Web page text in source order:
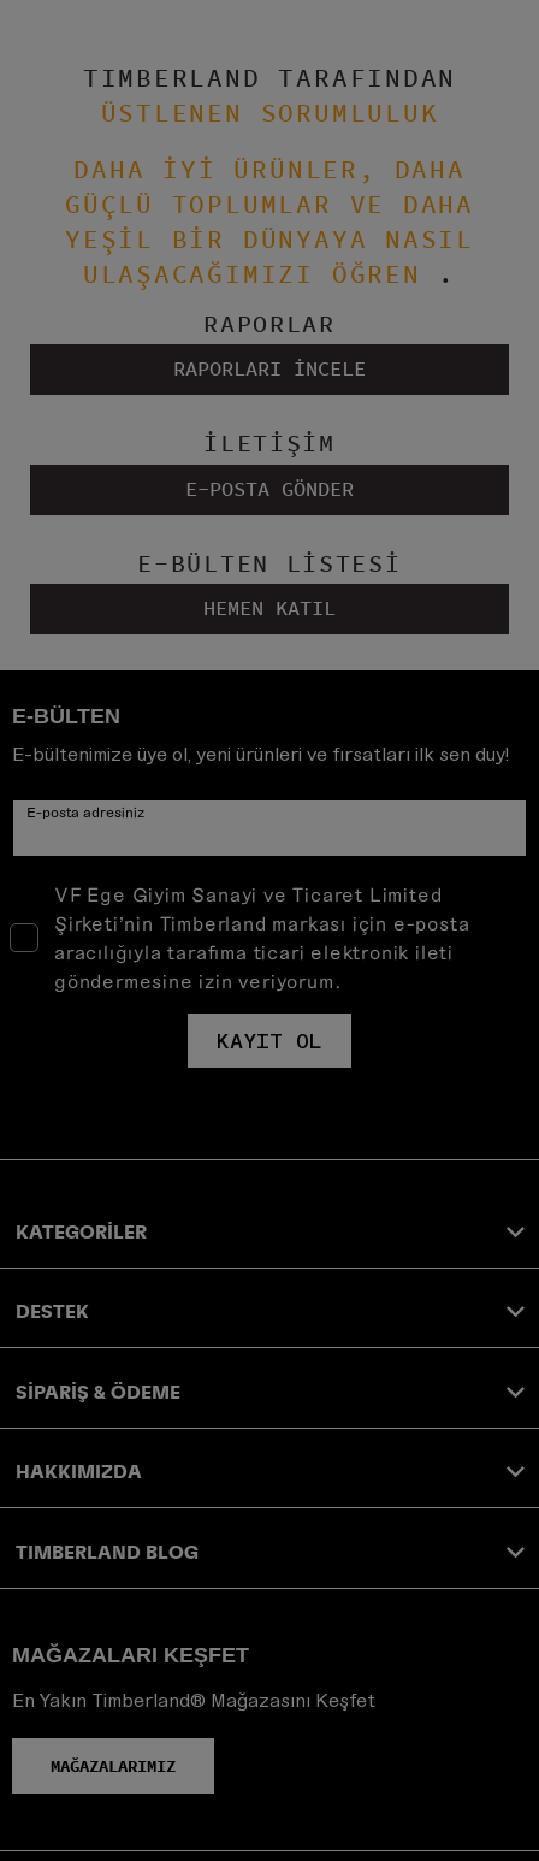
TIMBERLAND TARAFINDAN
ÜSTLENEN SORUMLULUK
DAHA İYİ ÜRÜNLER, DAHA
GÜÇLÜ TOPLUMLAR VE DAHA
YEŞİL BİR DÜNYAYA NASIL
ULAŞACAĞIMIZI ÖĞREN
.
RAPORLAR
RAPORLARI İNCELE
İLETİŞİM
E-POSTA GÖNDER
E-BÜLTEN LİSTESİ
HEMEN KATIL
E-BÜLTEN
E-bültenimize üye ol, yeni ürünleri ve fırsatları ilk sen duy!
E-posta adresiniz
VF Ege Giyim Sanayi ve Ticaret Limited
Şirketi’nin Timberland markası için e-posta
aracılığıyla tarafıma ticari elektronik ileti
göndermesine izin veriyorum.
KAYIT OL
KATEGORİLER
DESTEK
SİPARİŞ & ÖDEME
HAKKIMIZDA
TIMBERLAND BLOG
MAĞAZALARI KEŞFET
En Yakın Timberland® Mağazasını Keşfet
MAĞAZALARIMIZ